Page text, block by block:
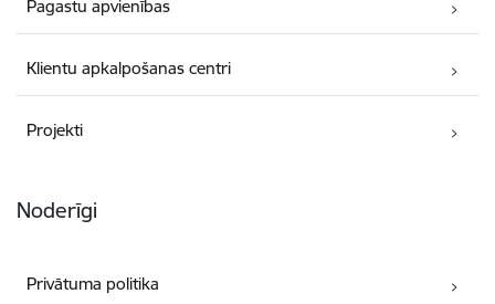
Pagastu apvienības
Klientu apkalpošanas centri
Projekti
Noderīgi
Privātuma politika